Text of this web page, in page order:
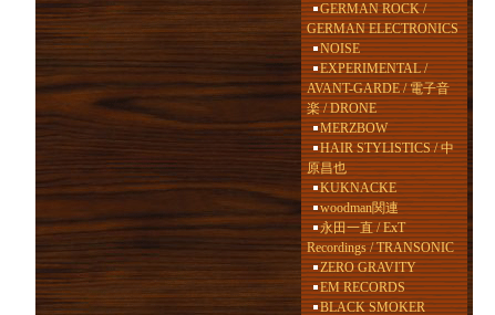
GERMAN ROCK /
GERMAN ELECTRONICS
NOISE
EXPERIMENTAL /
AVANT-GARDE / 電子音
楽 / DRONE
MERZBOW
HAIR STYLISTICS / 中
原昌也
KUKNACKE
woodman関連
永田一直 / ExT
Recordings / TRANSONIC
ZERO GRAVITY
EM RECORDS
BLACK SMOKER